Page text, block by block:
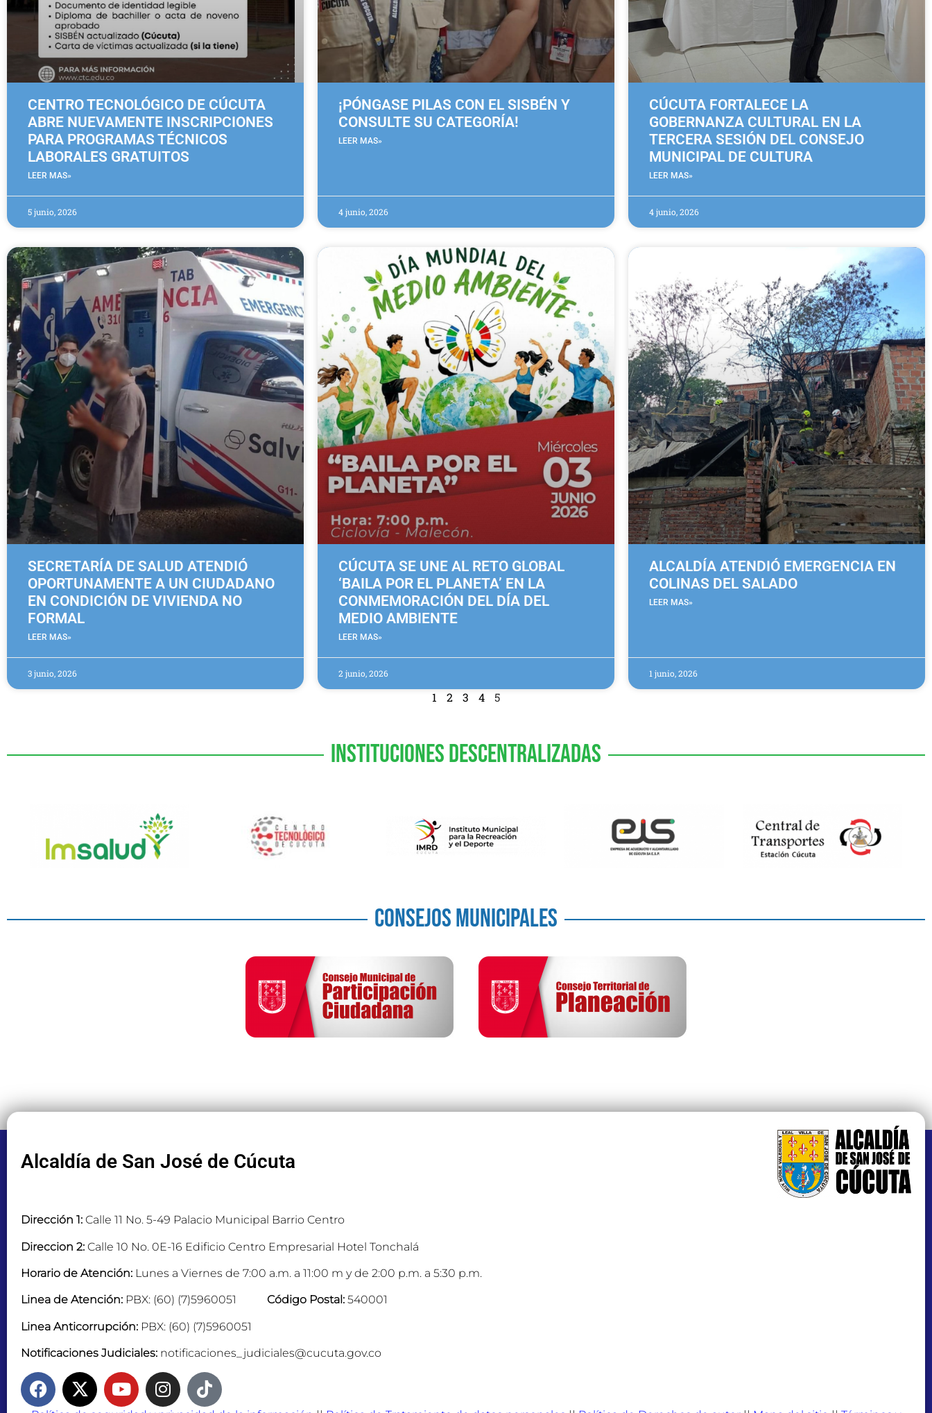
CENTRO TECNOLÓGICO DE CÚCUTA
ABRE NUEVAMENTE INSCRIPCIONES
PARA PROGRAMAS TÉCNICOS
LABORALES GRATUITOS
LEER MAS»
5 junio, 2026
¡PÓNGASE PILAS CON EL SISBÉN Y
CONSULTE SU CATEGORÍA!
LEER MAS»
4 junio, 2026
CÚCUTA FORTALECE LA
GOBERNANZA CULTURAL EN LA
TERCERA SESIÓN DEL CONSEJO
MUNICIPAL DE CULTURA
LEER MAS»
4 junio, 2026
SECRETARÍA DE SALUD ATENDIÓ
OPORTUNAMENTE A UN CIUDADANO
EN CONDICIÓN DE VIVIENDA NO
FORMAL
LEER MAS»
3 junio, 2026
CÚCUTA SE UNE AL RETO GLOBAL
‘BAILA POR EL PLANETA’ EN LA
CONMEMORACIÓN DEL DÍA DEL
MEDIO AMBIENTE
LEER MAS»
2 junio, 2026
ALCALDÍA ATENDIÓ EMERGENCIA EN
COLINAS DEL SALADO
LEER MAS»
1 junio, 2026
1 2 3 4 5
INSTITUCIONES DESCENTRALIZADAS
CONSEJOS MUNICIPALES
Alcaldía de San José de Cúcuta
Dirección 1: Calle 11 No. 5-49 Palacio Municipal Barrio Centro
Direccion 2: Calle 10 No. 0E-16 Edificio Centro Empresarial Hotel Tonchalá
Horario de Atención: Lunes a Viernes de 7:00 a.m. a 11:00 m y de 2:00 p.m. a 5:30 p.m.
Linea de Atención: PBX: (60) (7)5960051 Código Postal: 540001
Linea Anticorrupción: PBX: (60) (7)5960051
Notificaciones Judiciales: notificaciones_judiciales@cucuta.gov.co